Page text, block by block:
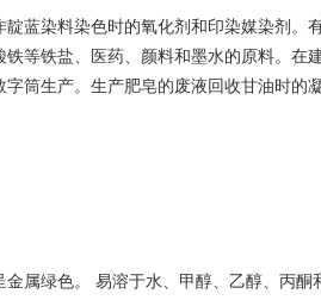
蓝染料染色时的氧化剂和印染媒染剂。
等铁盐、医药、颜料和墨水的原料。在
筒生产。生产肥皂的废液回收甘油时的凝
属绿色。 易溶于水、甲醇、乙醇、丙